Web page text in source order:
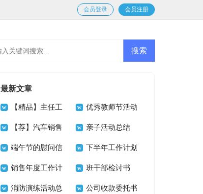
会员登录 会员注册
最新文章
【精品】主任工
作计划集锦六篇
优秀教师节活动
总结
【荐】汽车销售
工作计划
亲子活动总结
端午节的慰问信 下半年工作计划
(汇编15篇)
销售年度工作计
划
班干部检讨书
消防演练活动总 公司收款委托书